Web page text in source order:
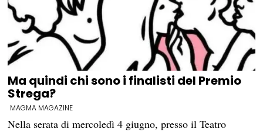
Ma quindi chi sono i finalisti del Premio
Strega?
MAGMA MAGAZINE
Nella serata di mercoledì 4 giugno, presso il Teatro